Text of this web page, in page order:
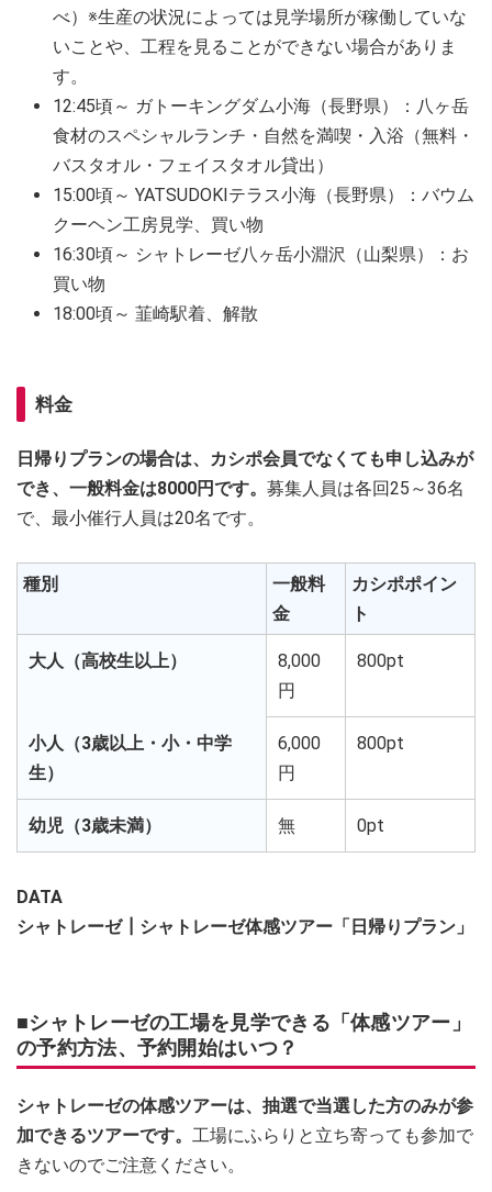
べ）※生産の状況によっては見学場所が稼働していな
いことや、工程を見ることができない場合がありま
す。
12:45頃～ ガトーキングダム小海（長野県）：八ヶ岳
食材のスペシャルランチ・自然を満喫・入浴（無料・
バスタオル・フェイスタオル貸出）
15:00頃～ YATSUDOKIテラス小海（長野県）：バウム
クーヘン工房見学、買い物
16:30頃～ シャトレーゼ八ヶ岳小淵沢（山梨県）：お
買い物
18:00頃～ 韮崎駅着、解散
料金
日帰りプランの場合は、カシポ会員でなくても申し込みが
でき、一般料金は8000円です。 募集人員は各回25～36名
で、最小催行人員は20名です。
種別
一般料
金
カシポポイン
ト
大人（高校生以上）
8,000
円
800pt
小人（3歳以上・小・中学
生）
6,000
円
800pt
幼児（3歳未満） 無 0pt
DATA
シャトレーゼ┃シャトレーゼ体感ツアー「日帰りプラン」
■シャトレーゼの工場を見学できる「体感ツアー」
の予約方法、予約開始はいつ？
シャトレーゼの体感ツアーは、抽選で当選した方のみが参
加できるツアーです。 工場にふらりと立ち寄っても参加で
きないのでご注意ください。